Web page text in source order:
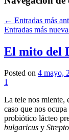
← Entradas más
Entradas más
El mito del
Posted on 4 mayo,
1
La tele nos miente,
caso que nos
probiótico lácteo
bulgaricus y